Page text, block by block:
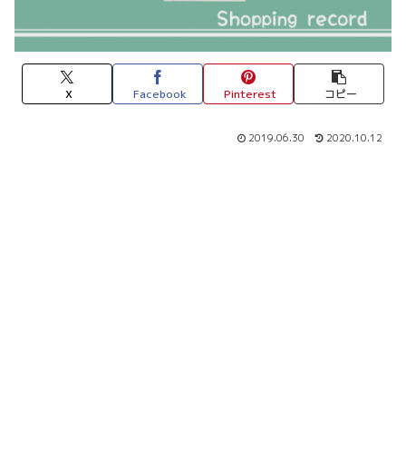
X Facebook Pinterest コピー
2019.06.30 2020.10.12